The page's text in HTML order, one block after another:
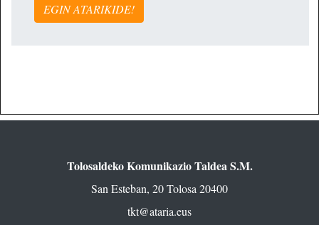
EGIN ATARIKIDE!
Tolosaldeko Komunikazio Taldea S.M.
San Esteban, 20 Tolosa 20400
tkt@ataria.eus